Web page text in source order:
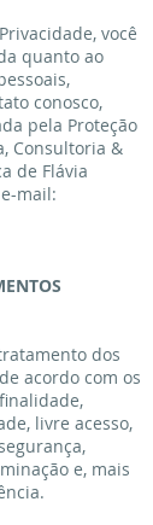
você
quanto ao
conosco,
pela Proteção
Consultoria &
de Flávia
mail:
dos
acordo com os
livre acesso,
e, mais